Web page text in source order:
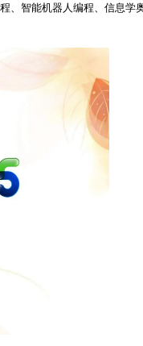
智能机器人编程、信息